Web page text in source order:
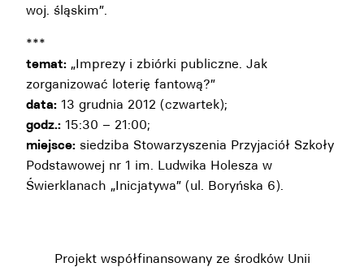
woj. śląskim”.
***
temat: „Imprezy i zbiórki publiczne. Jak
zorganizować loterię fantową?”
data: 13 grudnia 2012 (czwartek);
godz.: 15:30 – 21:00;
miejsce: siedziba Stowarzyszenia Przyjaciół Szkoły
Podstawowej nr 1 im. Ludwika Holesza w
Świerklanach „Inicjatywa” (ul. Boryńska 6).
Projekt współfinansowany ze środków Unii